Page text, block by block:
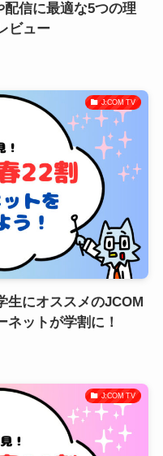
信に最適な5つの理
ビュー
J:COM TV
生にオススメのJCOM
ットが学割に！
J:COM TV